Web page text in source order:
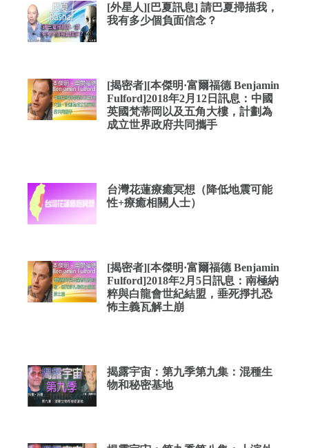
[外星人][巴夏訊息] 請巴夏掃描我，
我有多少個負面信念？
[揭密者][本傑明·富爾福德 Benjamin
Fulford]2018年2月12日訊息：中國
英國梵蒂岡以及五角大樓，計劃為
成立世界政府共同攜手
台灣花蓮療癒冥想（降低地震可能
性+療癒相關人士）
[揭密者][本傑明·富爾福德 Benjamin
Fulford]2018年2月5日訊息：南極納
粹與白龍會世紀結盟，垂死掙扎恐
怖主義瓦解土崩
揭露宇宙：第九季第九集：混種生
物和秘密基地